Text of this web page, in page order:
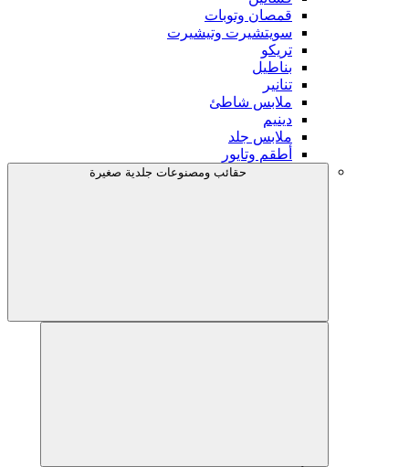
قمصان وتوبات
سويتشيرت وتيشيرت
تريكو
بناطيل
تنانير
ملابس شاطئ
دينيم
ملابس جلد
أطقم وتايور
حقائب ومصنوعات جلدية صغيرة